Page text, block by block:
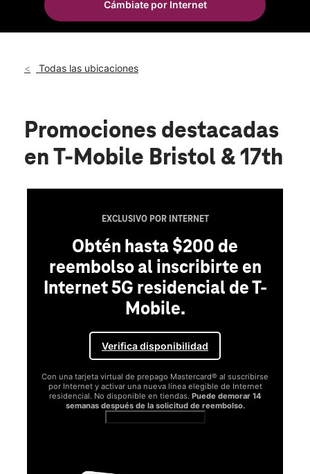
Vie.:
10:00 a.m. a 8:00 p.m.
1800 N Bristol St Ste B Santa Ana, CA 92706
Cámbiate por Internet
Todas las ubicaciones
Promociones destacadas
en T-Mobile Bristol & 17th
EXCLUSIVO POR INTERNET
Obtén hasta $200 de
reembolso al inscribirte en
Internet 5G residencial de T-
Mobile.
Verifica disponibilidad
Con una tarjeta virtual de prepago Mastercard® al suscribirse
por Internet y activar una nueva línea elegible de Internet
residencial. No disponible en tiendas. Puede demorar 14
semanas después de la solicitud de reembolso.